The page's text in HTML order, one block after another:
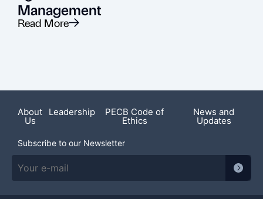
Management
Read More
About
Us
Leadership PECB Code of
Ethics
News and
Updates
Subscribe to our Newsletter